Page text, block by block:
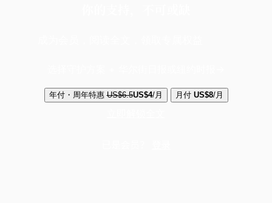
年付・周年特惠 US$6.5US$4/月 月付 US$8/月